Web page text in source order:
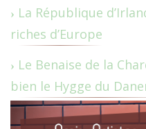
La République
riches d’Europe
Le Benaise de la
bien le Hygge du